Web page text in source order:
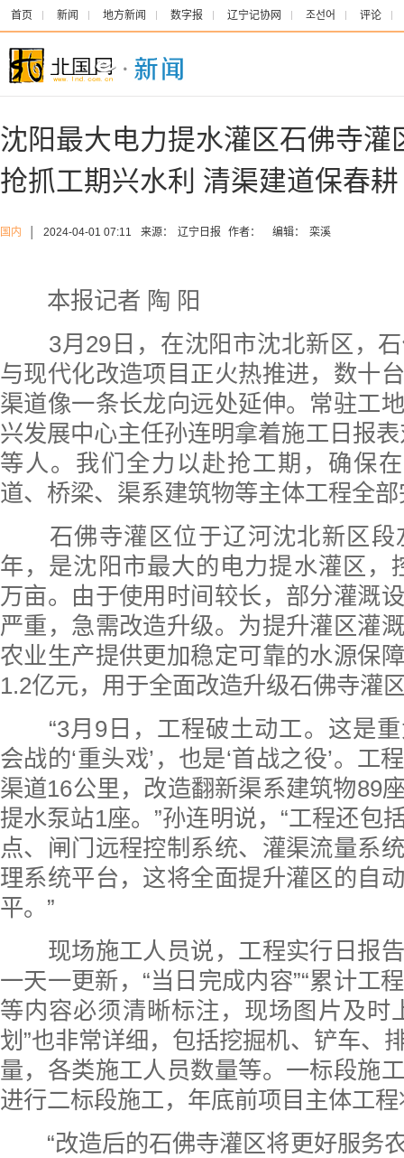
首页 新闻 地方新闻 数字报 辽宁记协网 조선어 评论
沈阳最大电力提水灌区石佛寺
抢抓工期兴水利 清渠建道保春耕
国内 2024-04-01 07:11 来源： 辽宁日报 作者： 编辑： 栾溪
本报记者 陶 阳
3月29日，在沈阳市沈北新区，石
与现代化改造项目正火热推进，数十
渠道像一条长龙向远处延伸。常驻工
兴发展中心主任孙连明拿着施工日报
等人。我们全力以赴抢工期，确保
道、桥梁、渠系建筑物等主体工程全部
石佛寺灌区位于辽河沈北新区段
年，是沈阳市最大的电力提水灌区，
万亩。由于使用时间较长，部分灌溉
严重，急需改造升级。为提升灌区灌
农业生产提供更加稳定可靠的水源保
1.2亿元，用于全面改造升级石佛寺灌
“3月9日，工程破土动工。这是重
会战的‘重头戏’，也是‘首战之役’。工
渠道16公里，改造翻新渠系建筑物89
提水泵站1座。”孙连明说，“工程还包
点、闸门远程控制系统、灌渠流量系
理系统平台，这将全面提升灌区的自
平。”
现场施工人员说，工程实行日报告
一天一更新，“当日完成内容”“累计工
等内容必须清晰标注，现场图片及时
划”也非常详细，包括挖掘机、铲车、
量，各类施工人员数量等。一标段施
进行二标段施工，年底前项目主体工
“改造后的石佛寺灌区将更好服务